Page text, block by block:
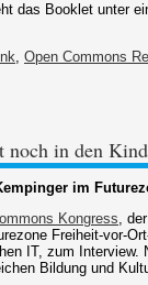
das Booklet unter
, Open Commons
in den
im
Kongress,
Freiheit-vor-
IT, zum
Bildung und